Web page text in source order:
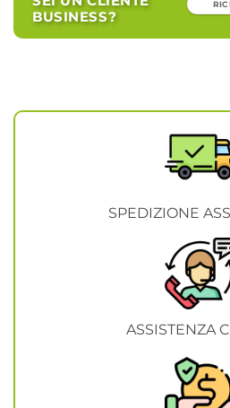
BUSINESS?
SPEDIZIONE
ASSISTENZA